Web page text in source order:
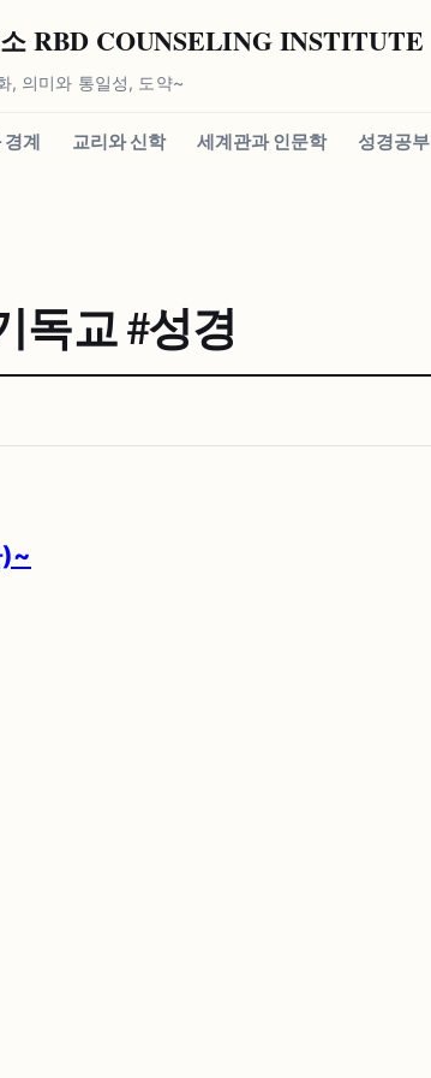
RBD COUNSELING INSTITUTE
, 의미와 통일성, 도약~
경계 교리와 신학 세계관과 인문학 성경공부
독교 #⁠성경